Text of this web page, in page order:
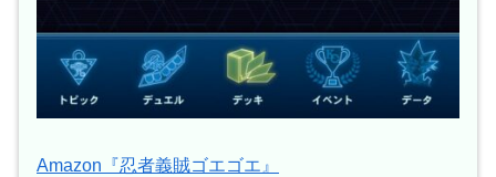
Amazon『忍者義賊ゴエゴエ』